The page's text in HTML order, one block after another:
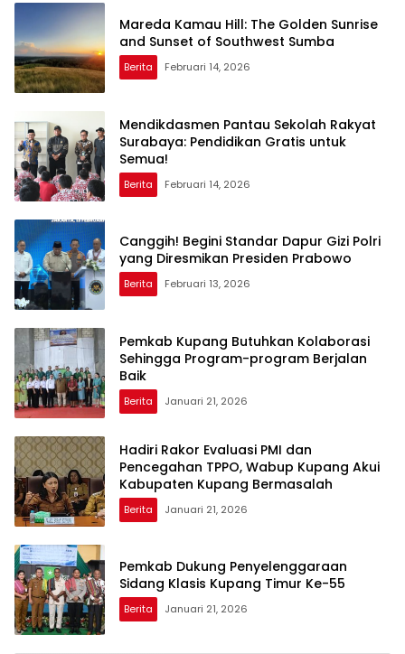
Mareda Kamau Hill: The Golden Sunrise
and Sunset of Southwest Sumba
Berita Februari 14, 2026
Mendikdasmen Pantau Sekolah Rakyat
Surabaya: Pendidikan Gratis untuk
Semua!
Berita Februari 14, 2026
Canggih! Begini Standar Dapur Gizi Polri
yang Diresmikan Presiden Prabowo
Berita Februari 13, 2026
Pemkab Kupang Butuhkan Kolaborasi
Sehingga Program-program Berjalan
Baik
Berita Januari 21, 2026
Hadiri Rakor Evaluasi PMI dan
Pencegahan TPPO, Wabup Kupang Akui
Kabupaten Kupang Bermasalah
Berita Januari 21, 2026
Pemkab Dukung Penyelenggaraan
Sidang Klasis Kupang Timur Ke-55
Berita Januari 21, 2026